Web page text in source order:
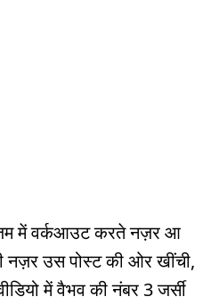
में वर्कआउट करते नज़र आ
उस पोस्ट की ओर खींची,
में वैभव की नंबर 3 जर्सी